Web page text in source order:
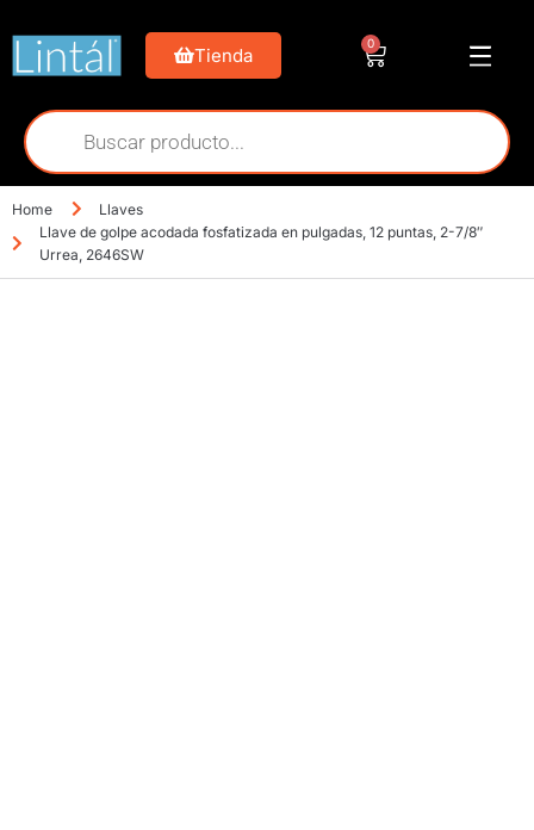
Tienda
0
Home
Llaves
Llave de golpe acodada fosfatizada en pulgadas, 12 puntas, 2-7/8″
Urrea, 2646SW